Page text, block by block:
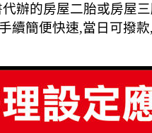
辦的房屋二胎或房屋
續簡便快速,當日可撥